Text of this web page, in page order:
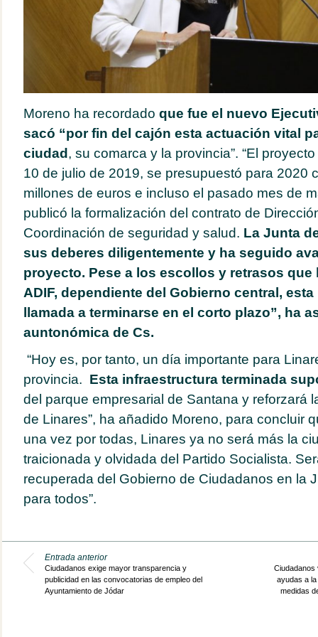
Moreno ha recordado que fue el nuevo
sacó “por fin del cajón esta actuación vital
ciudad, su comarca y la provincia”. “El
10 de julio de 2019, se presupuestó para 2020
millones de euros e incluso el pasado mes de
publicó la formalización del contrato de
Coordinación de seguridad y salud. La Junta
sus deberes diligentemente y ha seguido
proyecto. Pese a los escollos y retrasos
ADIF, dependiente del Gobierno central,
llamada a terminarse en el corto plazo”, ha
auntonómica de Cs.
“Hoy es, por tanto, un día importante para
provincia. Esta infraestructura terminada
del parque empresarial de Santana y reforzará
de Linares”, ha añadido Moreno, para concluir
una vez por todas, Linares ya no será más la
traicionada y olvidada del Partido Socialista.
recuperada del Gobierno de Ciudadanos en la
para todos”.
Entrada anterior
Ciudadanos exige mayor transparencia y
publicidad en las convocatorias de empleo del
Ayuntamiento de Jódar
Ciudadanos
ayudas a
medidas